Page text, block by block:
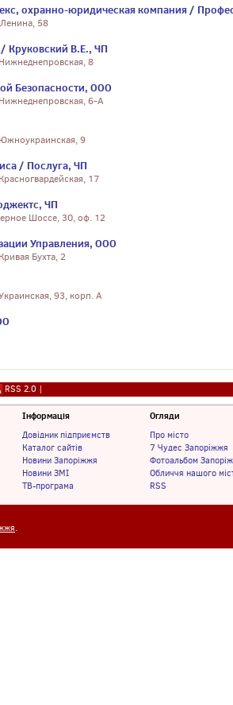
охранно-юридическая компания /
58
Круковский В.Е., ЧП
8
Безопасности, ООО
6-А
9
/ Послуга, ЧП
17
ЧП
Шоссе, 30, оф. 12
Управления, ООО
Бухта, 2
93, корп. А
RSS 2.0 |
Інформація
Довідник підприємств
Каталог сайтів
Новини Запоріжжя
Новини ЗМІ
ТВ-програма
Огляди
Про місто
7 Чудес Запоріжжя
Фотоальбом
Обличчя нашого
RSS
.